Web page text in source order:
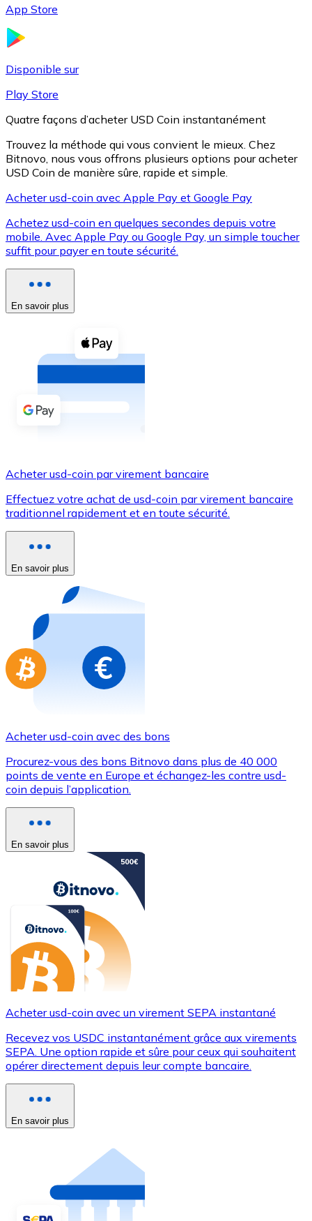
XRP
XRP
Voir toutes
Coupons crypto
Achetez des cryptomonnaies en espèces et d'autres
Acheter avec espèces
Virement SEPA
Utilisez les cartes Visa et Mastercard pour acheter
Acheter avec carte
Nouveau
Achetez des cartes-cadeaux de vos marques
Aller à la boutique de cartes-cadeaux
App Store
Disponible sur
Play Store
Quatre façons d’acheter USD Coin instantanément
Trouvez la méthode qui vous convient le mieux. Chez
Bitnovo, nous vous offrons plusieurs options pour acheter
USD Coin de manière sûre, rapide et simple.
Acheter usd-coin avec Apple Pay et Google Pay
Achetez usd-coin en quelques secondes depuis votre
mobile. Avec Apple Pay ou Google Pay, un simple toucher
suffit pour payer en toute sécurité.
En savoir plus
Acheter usd-coin par virement bancaire
Effectuez votre achat de usd-coin par virement bancaire
traditionnel rapidement et en toute sécurité.
En savoir plus
Acheter usd-coin avec des bons
Procurez-vous des bons Bitnovo dans plus de 40 000
points de vente en Europe et échangez-les contre usd-
coin depuis l’application.
En savoir plus
Acheter usd-coin avec un virement SEPA instantané
Recevez vos USDC instantanément grâce aux virements
SEPA. Une option rapide et sûre pour ceux qui souhaitent
opérer directement depuis leur compte bancaire.
En savoir plus